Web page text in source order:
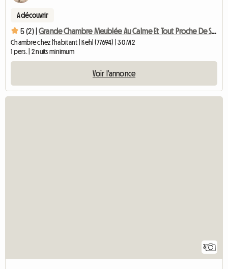
A découvrir
5 (2) | Grande Chambre Meublée Au Calme Et Tout Proche De Strasbourg
Chambre chez l'habitant | Kehl (77694) | 30 M2
1 pers. | 2 nuits minimum
Voir l'annonce
3